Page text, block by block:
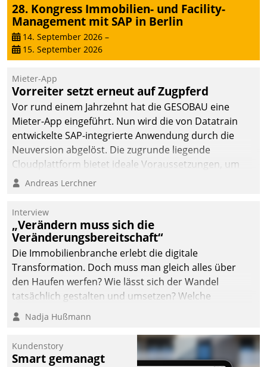
28. Kongress Immobilien- und Facility-
Management mit SAP in Berlin
14. September 2026 –
15. September 2026
Mieter-App
Vorreiter setzt erneut auf Zugpferd
Vor rund einem Jahrzehnt hat die GESOBAU eine
Mieter-App eingeführt. Nun wird die von Datatrain
entwickelte SAP-integrierte Anwendung durch die
Neuversion abgelöst. Die zugrunde liegende
Cloudplattform bietet ideale Voraussetzungen, um
die Funktionalität der App zu erweitern und weitere
integrieren.
Andreas Lerchner
Interview
„Verändern muss sich die
Veränderungsbereitschaft“
Die Immobilienbranche erlebt die digitale
Transformation. Doch muss man gleich alles über
den Haufen werfen? Wie lässt sich der Wandel
tatsächlich gestalten und umsetzen? Welche
Argumente zählen wirklich?
Nadja Hußmann
Kundenstory
Smart gemanagt